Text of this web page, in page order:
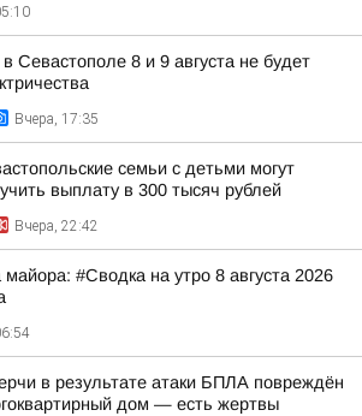
в Севастополе 8 и 9 августа не будет
Вчера, 17:35
семьи с детьми могут
выплату в 300 тысяч рублей
Вчера, 22:42
#Сводка на утро 8 августа 2026
в результате атаки БПЛА повреждён
дом — есть жертвы